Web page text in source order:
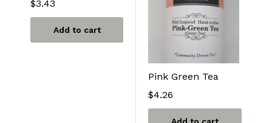
$3.43
Add to cart
Pink Green Tea
$4.26